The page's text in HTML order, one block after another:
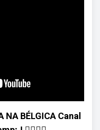
NA BÉLGICA Canal